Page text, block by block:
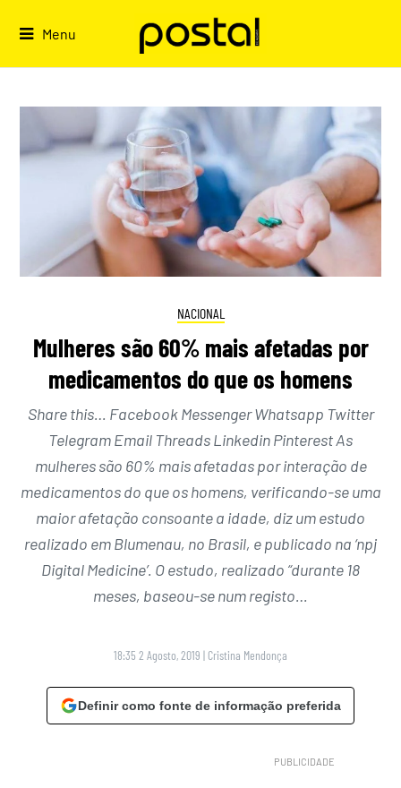
Menu
NACIONAL
Mulheres são 60% mais afetadas por
medicamentos do que os homens
Share this… Facebook Messenger Whatsapp Twitter
Telegram Email Threads Linkedin Pinterest As
mulheres são 60% mais afetadas por interação de
medicamentos do que os homens, verificando-se uma
maior afetação consoante a idade, diz um estudo
realizado em Blumenau, no Brasil, e publicado na ‘npj
Digital Medicine’. O estudo, realizado “durante 18
meses, baseou-se num registo…
18:35 2 Agosto, 2019 | Cristina Mendonça
Definir como fonte de informação preferida